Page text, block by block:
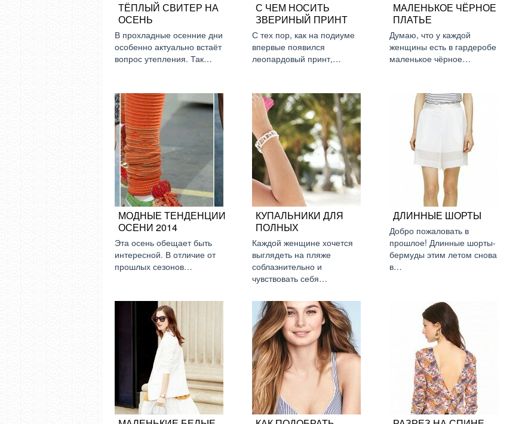
ТЁПЛЫЙ СВИТЕР НА
ОСЕНЬ
В прохладные осенние дни
особенно актуально встаёт
вопрос утепления. Так…
С ЧЕМ НОСИТЬ
ЗВЕРИНЫЙ ПРИНТ
С тех пор, как на подиуме
впервые появился
леопардовый принт,…
МАЛЕНЬКОЕ ЧЁРНОЕ
ПЛАТЬЕ
Думаю, что у каждой
женщины есть в гардеробе
маленькое чёрное…
МОДНЫЕ ТЕНДЕНЦИИ
ОСЕНИ 2014
Эта осень обещает быть
интересной. В отличие от
прошлых сезонов…
КУПАЛЬНИКИ ДЛЯ
ПОЛНЫХ
Каждой женщине хочется
выглядеть на пляже
соблазнительно и
чувствовать себя…
ДЛИННЫЕ ШОРТЫ
Добро пожаловать в
прошлое! Длинные шорты-
бермуды этим летом снова
в…